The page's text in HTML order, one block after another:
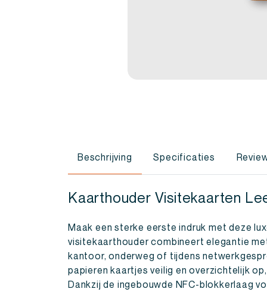
Beschrijving Specificaties
Kaarthouder Visitekaarten
Maak een sterke eerste indruk met deze
visitekaarthouder combineert elegantie
kantoor, onderweg of tijdens
papieren kaartjes veilig en overzichtelijk
Dankzij de ingebouwde NFC-blokkerlaag